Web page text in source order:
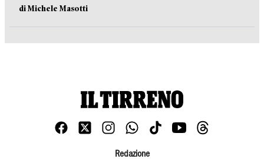
di Michele Masotti
Redazione